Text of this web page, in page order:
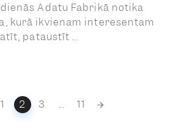
Adatu Fabrikā notika
kurā ikvienam interesentam
pataustīt ...
1 2 3 ... 11